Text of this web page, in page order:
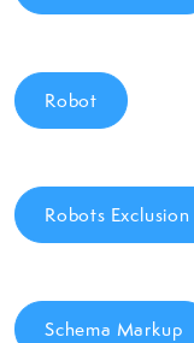
Robot
Robots
Schema Markup